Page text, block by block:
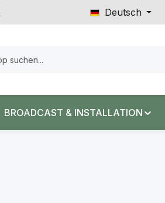
Deutsch
BROADCAST & INSTALLATION